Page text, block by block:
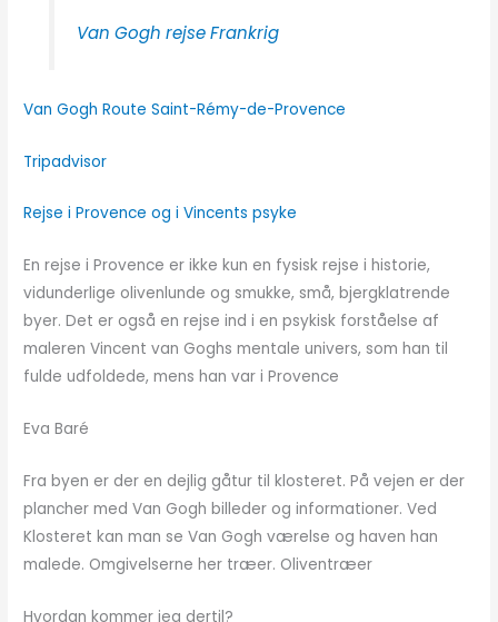
Van Gogh rejse Frankrig
Van Gogh Route Saint-Rémy-de-Provence
Tripadvisor
Rejse i Provence og i Vincents psyke
En rejse i Provence er ikke kun en fysisk rejse i historie,
vidunderlige olivenlunde og smukke, små, bjergklatrende
byer. Det er også en rejse ind i en psykisk forståelse af
maleren Vincent van Goghs mentale univers, som han til
fulde udfoldede, mens han var i Provence
Eva Baré
Fra byen er der en dejlig gåtur til klosteret. På vejen er der
plancher med Van Gogh billeder og informationer. Ved
Klosteret kan man se Van Gogh værelse og haven han
malede. Omgivelserne her træer. Oliventræer
Hvordan kommer jeg dertil?